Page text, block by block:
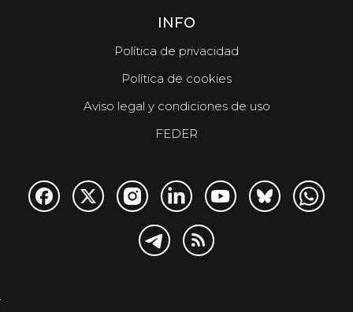
INFO
Política de privacidad
Política de cookies
Aviso legal y condiciones de uso
FEDER